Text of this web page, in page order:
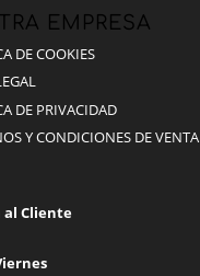
EMPRESA
DE COOKIES
DE PRIVACIDAD
Y CONDICIONES DE VENTA
Cliente